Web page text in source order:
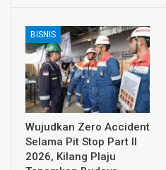
BISNIS
Wujudkan Zero Accident
Selama Pit Stop Part II
2026, Kilang Plaju